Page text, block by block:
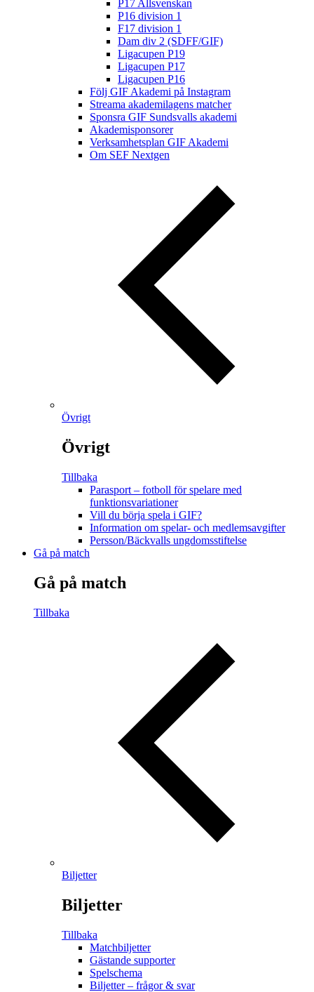
P17 Allsvenskan
P16 division 1
F17 division 1
Dam div 2 (SDFF/GIF)
Ligacupen P19
Ligacupen P17
Ligacupen P16
Följ GIF Akademi på Instagram
Streama akademilagens matcher
Sponsra GIF Sundsvalls akademi
Akademisponsorer
Verksamhetsplan GIF Akademi
Om SEF Nextgen
Övrigt
Övrigt
Tillbaka
Parasport – fotboll för spelare med
funktionsvariationer
Vill du börja spela i GIF?
Information om spelar- och medlemsavgifter
Persson/Bäckvalls ungdomsstiftelse
Gå på match
Gå på match
Tillbaka
Biljetter
Biljetter
Tillbaka
Matchbiljetter
Gästande supporter
Spelschema
Biljetter – frågor & svar